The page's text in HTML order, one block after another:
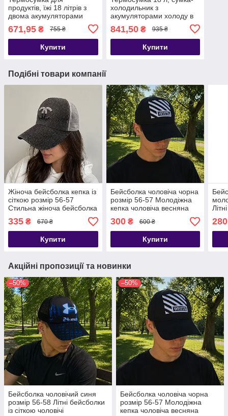
продуктів, їжі 18 літрів з
двома акумуляторами
671,95 ₴ 755 ₴
Купити
холодильник з
акумуляторами холоду в
841,50₴ 935 ₴
Купити
Подібні товари компанії
Жіноча бейсболка кепка із
сіткою розмір 56-57
Стильна жіноча бейсболка
літо
335 ₴ 670 ₴
Купити
Бейсболка чоловіча чорна
розмір 56-57 Молодіжна
кепка чоловіча весняна
300₴ 600 ₴
Купити
280
Акційні пропозиції та новинки
–50%
Бейсболка чоловічий синя
розмір 56-58 Літні бейсболки
із сіткою чоловічі
–50%
Бейсболка чоловіча чорна
розмір 56-57 Молодіжна
кепка чоловіча весняна